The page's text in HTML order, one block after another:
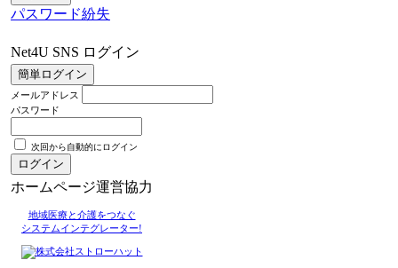
パスワード紛失
Net4U SNS ログイン
メールアドレス
パスワード
次回から自動的にログイン
ホームページ運営協力
地域医療と介護をつなぐ
システムインテグレーター!